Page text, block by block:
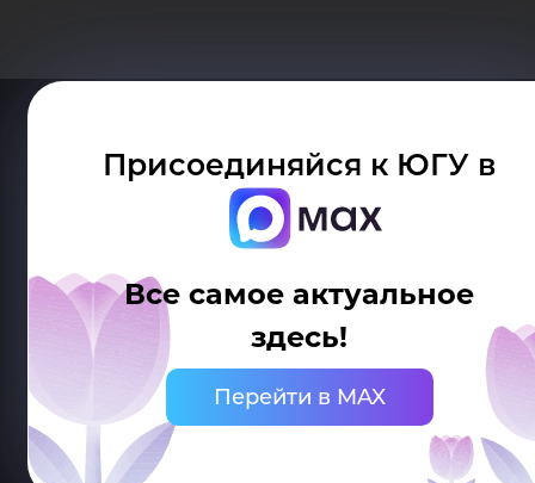
Присоединяйся к ЮГУ в
Все самое актуальное
здесь!
Перейти в MAX
Делитесь новостями об университете с хештегом #ЮГУ
Сведения об образовательной организации
г. Ханты-Мансийск, ул. Чехова, 16
Канцелярия: тел.: +7 (3467) 377-000